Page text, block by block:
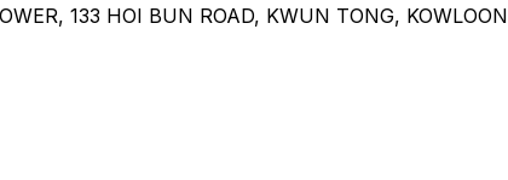
133 HOI BUN ROAD, KWUN TONG, KOWLOON